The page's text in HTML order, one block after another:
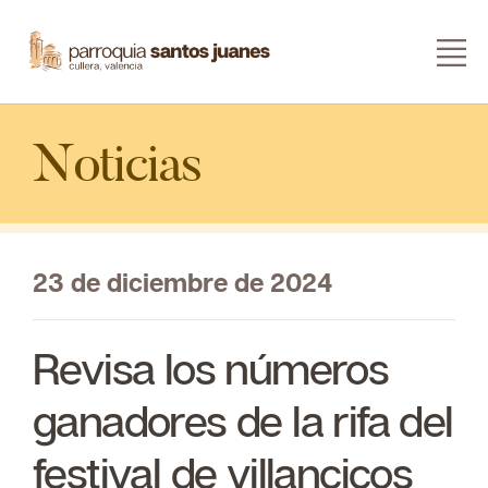
Noticias
23 de diciembre de 2024
Revisa los números
ganadores de la rifa del
festival de villancicos